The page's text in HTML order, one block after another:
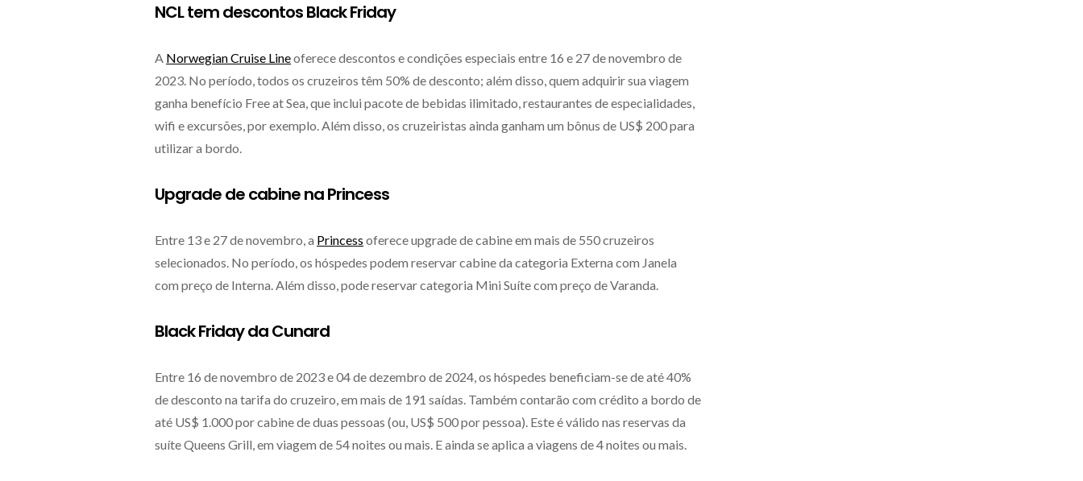
NCL tem descontos Black Friday
A Norwegian Cruise Lineoferece descontos e condições especiais entre 16 e 27 de novembro de
2023. No período, todos os cruzeiros têm 50% de desconto; além disso, quem adquirir sua viagem
ganha benefício Free at Sea, que inclui pacote de bebidas ilimitado, restaurantes de especialidades,
wifi e excursões, por exemplo. Além disso, os cruzeiristas ainda ganham um bônus de US$ 200 para
utilizar a bordo.
Upgrade de cabine na Princess
Entre 13 e 27 de novembro, a Princess oferece upgrade de cabine em mais de 550 cruzeiros
selecionados. No período, os hóspedes podem reservar cabine da categoria Externa com Janela
com preço de Interna. Além disso, pode reservar categoria Mini Suíte com preço de Varanda.
Black Friday da Cunard
Entre 16 de novembro de 2023 e 04 de dezembro de 2024, os hóspedes beneficiam-se de até 40%
de desconto na tarifa do cruzeiro, em mais de 191 saídas. Também contarão com crédito a bordo de
até US$ 1.000 por cabine de duas pessoas (ou, US$ 500 por pessoa). Este é válido nas reservas da
suíte Queens Grill, em viagem de 54 noites ou mais. E ainda se aplica a viagens de 4 noites ou mais.